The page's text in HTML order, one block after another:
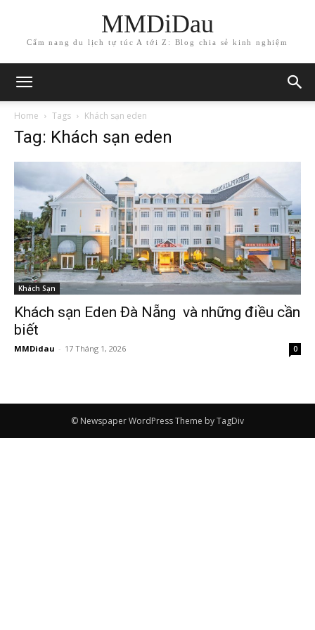
MMDiDau
Cẩm nang du lịch tự túc A tới Z: Blog chia sẻ kinh nghiệm
Home Tags Khách sạn eden
Tag: Khách sạn eden
Khách Sạn
Khách sạn Eden Đà Nẵng và những điều cần
biết
MMDidau - 17 Tháng 1, 2026 0
© Newspaper WordPress Theme by TagDiv